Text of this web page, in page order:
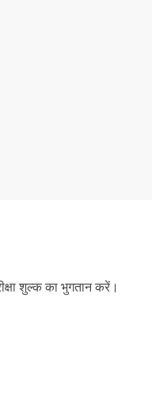
शुल्क का भुगतान करें।